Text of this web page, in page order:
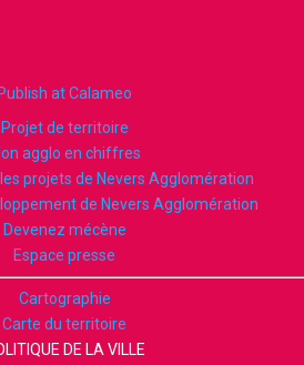
Publish at Calameo
Projet de territoire
agglo en chiffres
les projets de Nevers Agglomération
de Nevers Agglomération
Devenez mécène
Espace presse
Cartographie
Carte du territoire
DE LA VILLE